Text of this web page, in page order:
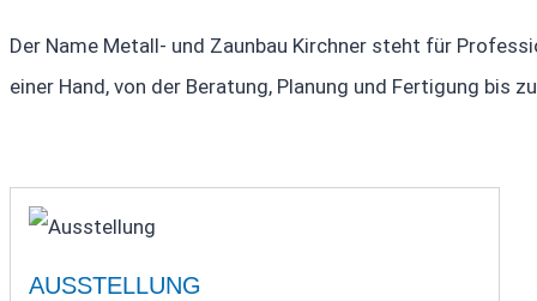
Der Name Metall- und Zaunbau Kirchner steht für
einer Hand, von der Beratung, Planung und Fertigung bis
AUSSTELLUNG